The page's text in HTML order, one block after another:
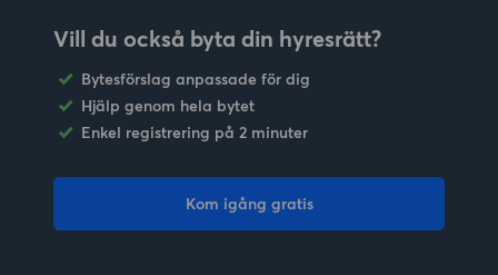
Vill du också byta din hyresrätt?
Bytesförslag anpassade för dig
Hjälp genom hela bytet
Enkel registrering på 2 minuter
Kom igång gratis